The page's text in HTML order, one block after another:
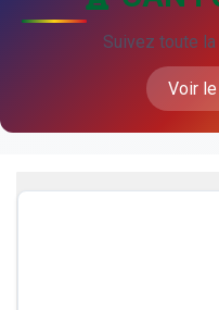
Suivez toute
Voir